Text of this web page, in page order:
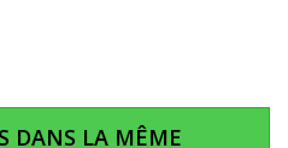
DANS LA MÊME